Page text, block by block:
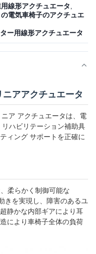
線形アクチュエータ
電気車椅子のアクチュエ
ー用線形アクチュエータ
アアクチュエータ
ア アクチュエータは、電
ハビリテーション補助具
ィング サポートを正確に
柔らかく制御可能な
きを実現し、障害のあるユ
静かな内部ギアにより耳
により車椅子全体の負荷